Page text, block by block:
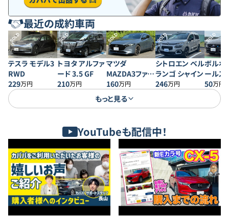
最近の成約車両
SOLD
テスラ モデル3
RWD
229万円
SOLD
トヨタ アルファ
ード 3.5 GF
210万円
SOLD
マツダ
MAZDA3ファス
トバック 20S プ
ロアクティブ
160万円
SOLD
シトロエン ベル
ランゴ シャイン
246万円
SOLD
ボルボ
ールス
50万円
もっと見る
YouTubeも配信中！